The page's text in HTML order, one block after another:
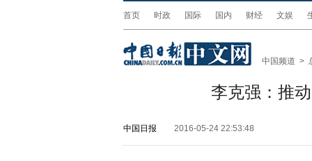
首页 时政 国际 国内 财经 文娱
中国频道 >
李克强：推
中国日报 2016-05-24 22:53:48